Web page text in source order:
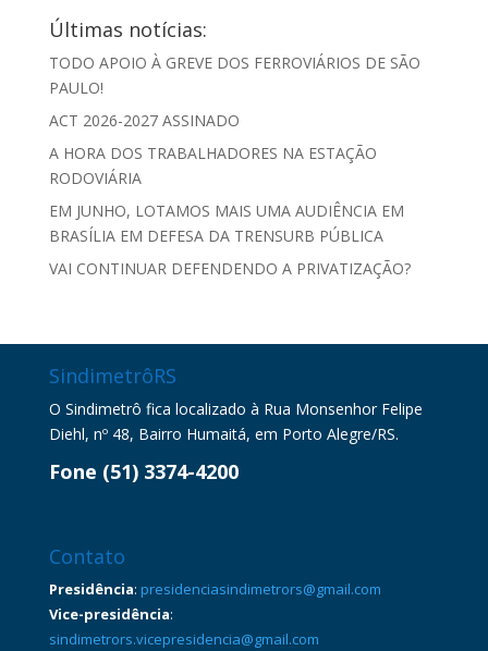
Últimas notícias:
TODO APOIO À GREVE DOS FERROVIÁRIOS DE SÃO
PAULO!
ACT 2026-2027 ASSINADO
A HORA DOS TRABALHADORES NA ESTAÇÃO
RODOVIÁRIA
EM JUNHO, LOTAMOS MAIS UMA AUDIÊNCIA EM
BRASÍLIA EM DEFESA DA TRENSURB PÚBLICA
VAI CONTINUAR DEFENDENDO A PRIVATIZAÇÃO?
SindimetrôRS
O Sindimetrô fica localizado à Rua Monsenhor Felipe
Diehl, nº 48, Bairro Humaitá, em Porto Alegre/RS.
Fone (51) 3374-4200
Contato
Presidência: presidenciasindimetrors@gmail.com
Vice-presidência:
sindimetrors.vicepresidencia@gmail.com